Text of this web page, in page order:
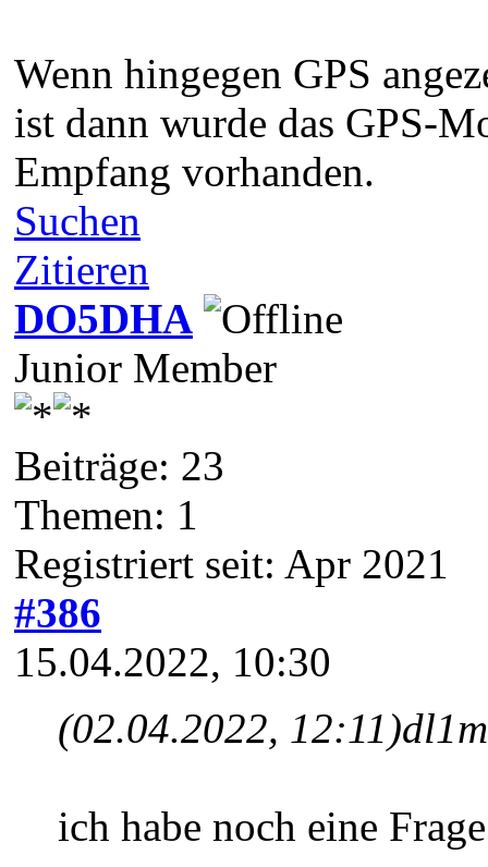
Wenn hingegen GPS
ist dann wurde das GPS-
Empfang vorhanden.
Suchen
Zitieren
DO5DHA
Junior Member
Beiträge: 23
Themen: 1
Registriert seit: Apr 2021
#386
15.04.2022, 10:30
(02.04.2022, 12:11)
ich habe noch eine